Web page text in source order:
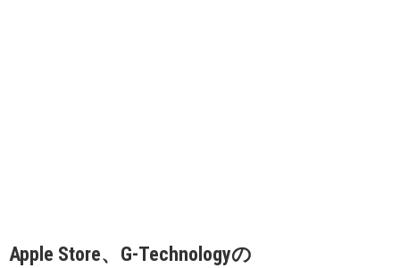
Apple Store、G-Technologyの